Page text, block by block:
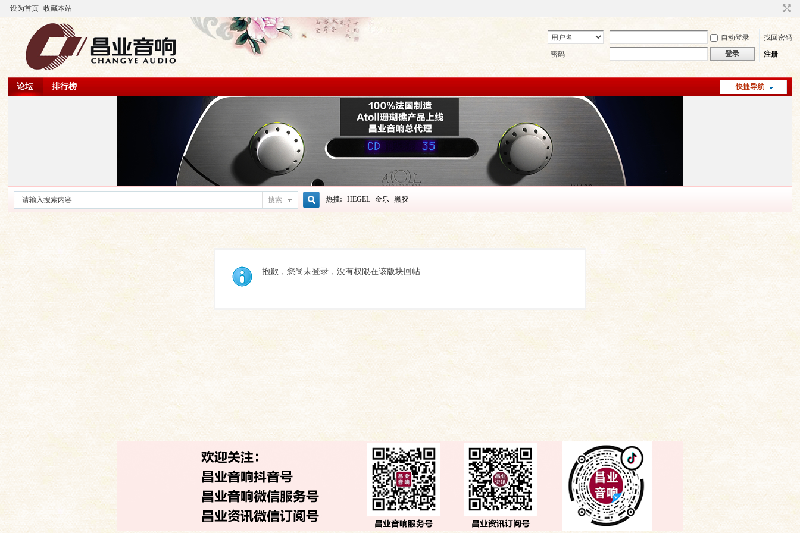
设为首页 收藏本站
自动登录
找回密码
密码
登录 注册
快捷导航
论坛 排行榜
搜索
搜
索
热搜: HEGEL 金乐 黑胶
抱歉，您尚未登录，没有权限在该版块回帖